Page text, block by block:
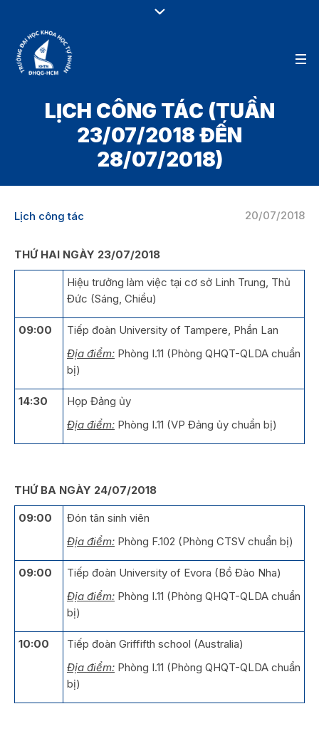
LỊCH CÔNG TÁC (TUẦN
23/07/2018 ĐẾN
28/07/2018)
20/07/2018
Lịch công tác
THỨ HAI NGÀY 23/07/2018
Hiệu trưởng làm việc tại cơ sở Linh Trung, Thủ
Đức (Sáng, Chiều)
09:00
Tiếp đoàn University of Tampere, Phần Lan
Địa điểm: Phòng I.11 (Phòng QHQT-QLDA chuẩn
bị)
14:30
Họp Đảng ủy
Địa điểm: Phòng I.11 (VP Đảng ủy chuẩn bị)
THỨ BA NGÀY 24/07/2018
09:00
Đón tân sinh viên
Địa điểm: Phòng F.102 (Phòng CTSV chuẩn bị)
09:00
Tiếp đoàn University of Evora (Bồ Đào Nha)
Địa điểm: Phòng I.11 (Phòng QHQT-QLDA chuẩn
bị)
10:00
Tiếp đoàn Griffifth school (Australia)
Địa điểm: Phòng I.11 (Phòng QHQT-QLDA chuẩn
bị)